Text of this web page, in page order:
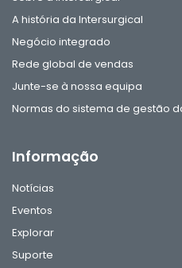
A história da Intersurgical
Negócio integrado
Rede global de vendas
Junte-se à nossa equipa
Normas do sistema de gestão
Informação
Notícias
Eventos
Explorar
Suporte